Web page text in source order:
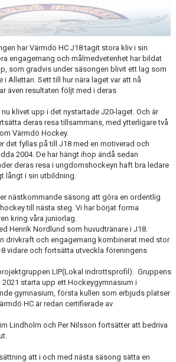
har Värmdö HC J18 tagit stora kliv i sin
engagemang och målmedvetenhet har bildat
som gradvis under säsongen blivit ett lag som
Allettan. Sett till hur nära laget var att nå
även resultaten följt med i deras
klivet upp i det nystartade J20-laget. Och är
deras resa tillsammans, med ytterligare två
Värmdö Hockey.
det fyllas på till J18 med en motiverad och
2004. De har hängt ihop ändå sedan
deras resa i ungdomshockeyn haft bra ledare
långt i sin utbildning.
nästkommande säsong att göra en ordentlig
till nästa steg. Vi har börjat forma
kring våra juniorlag.
Henrik Nordlund som huvudtränare i J18.
drivkraft och engagemang kombinerat med stor
vidare och fortsätta utveckla föreningens
LIP(Lokal indrottsprofil). Gruppens
starta upp ett Hockeygymnasium i
gymnasium, första kullen som erbjuds platser
HC är redan certifierade av
Lindholm och Per Nilsson fortsätter att bedriva
att i och med nästa säsong sätta en